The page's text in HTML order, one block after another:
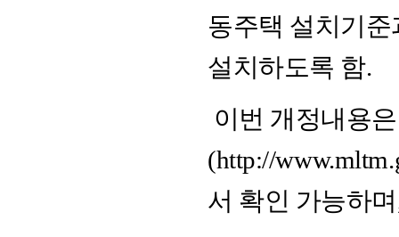
동주택 설치기
설치하도록 함.
이번 개정내용
(http://
서 확인 가능하